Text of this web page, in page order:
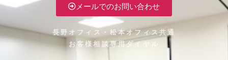
メールでのお問い合わせ
長野オフィス・松本オフィス共通
お客様相談専用ダイヤル